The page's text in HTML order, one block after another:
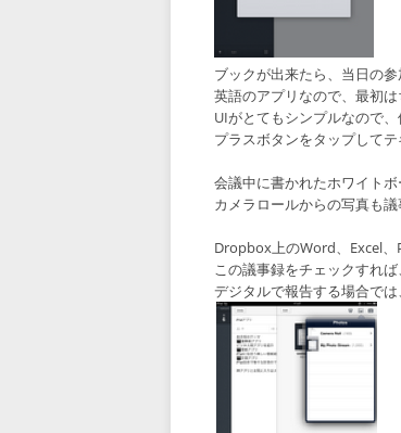
ブックが出来たら、当日の
英語のアプリなので、最初
UIがとてもシンプルなので
プラスボタンをタップして
会議中に書かれたホワイト
カメラロールからの写真も議
Dropbox上のWord、Excel
この議事録をチェックすれ
デジタルで報告する場合で